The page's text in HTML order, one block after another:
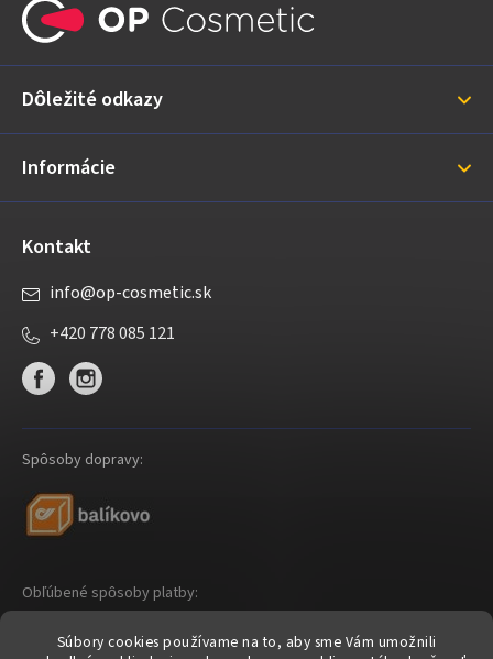
Súbory cookies používame na to, aby sme Vám umožnili
ä
i
Dôležité odkazy
Informácie
Kontakt
info@op-cosmetic.sk
+420 778 085 121
Spôsoby dopravy:
Obľúbené spôsoby platby: